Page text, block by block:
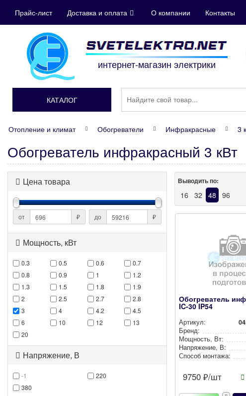
Прайс-лист Доставка и оплата О компании Контакты
интернет-магазин электрики
КАТАЛОГ
Отопление и климат Обогреватели Инфракрасные 3
Обогреватель инфракрасный 3 кВт
Цена товара
от ₽ до ₽
Мощность, кВт
0.3 0.5 0.6
0.7
0.8
0.9 1
1.2
1.3
1.5 1.8
1.9
2
2.5 2.7
2.8
3
4 4.2
4.5
6
10 12
13
20
Напряжение, В
-1
220
380
Выводить по:
16 32 48 96
Обогреватель
IC-30 IP54
Артикул:
Бренд:
Мощность, Вт:
Нап­ря­же­ние, В:
Способ монтажа:
9750 ₽/шт